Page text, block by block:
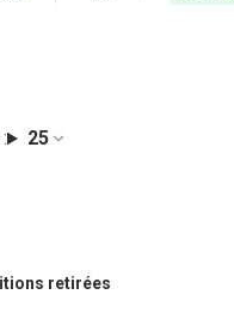
25
retirées